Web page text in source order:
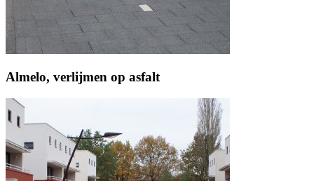
Almelo, verlijmen op asfalt